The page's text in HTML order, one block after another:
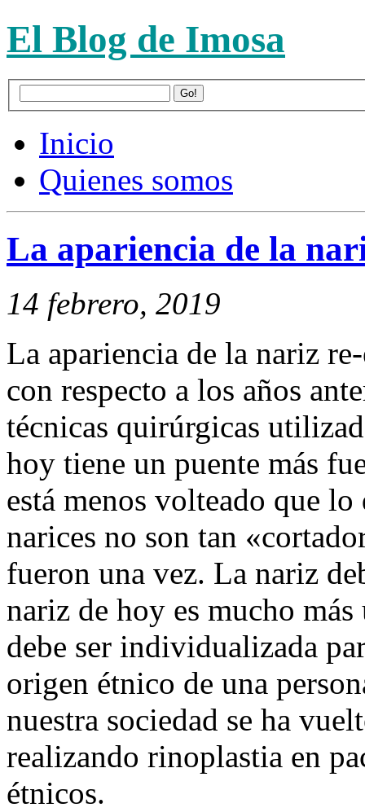
El Blog de Imosa
Inicio
Quienes somos
La apariencia de la
14 febrero, 2019
La apariencia de la nariz
con respecto a los años
técnicas quirúrgicas
hoy tiene un puente más
está menos volteado que
narices no son tan
fueron una vez. La nariz
nariz de hoy es mucho
debe ser individualizada
origen étnico de una
nuestra sociedad se ha
realizando rinoplastia en
étnicos.